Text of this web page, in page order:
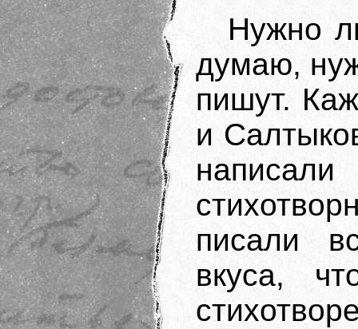
Нужно
думаю,
пишут.
и
писали
вкуса,